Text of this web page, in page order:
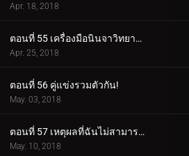
Apr. 18, 2018
ตอนที่ 55 เครื่องมือนินจาวิทยาศาสตร์
Apr. 25, 2018
ตอนที่ 56 คู่แข่งรวมตัวกัน!
May. 03, 2018
ตอนที่ 57 เหตุผลที่ฉันไม่สามารถสูญเสีย
May. 10, 2018